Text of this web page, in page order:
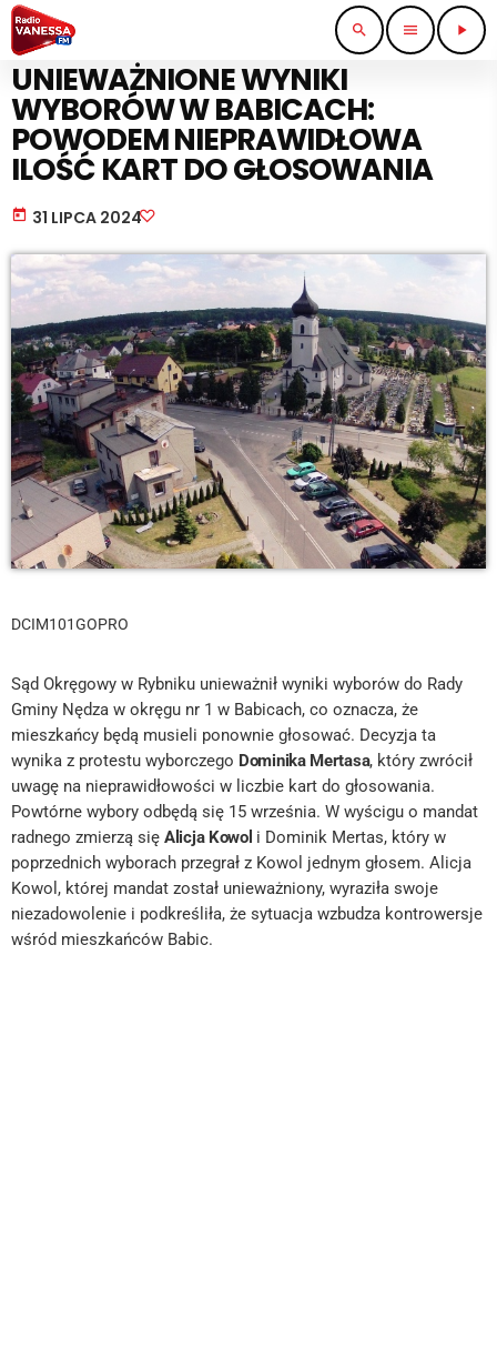
search menu play_arrow
PRACA I BIZNES
UNIEWAŻNIONE WYNIKI
WYBORÓW W BABICACH:
POWODEM NIEPRAWIDŁOWA
ILOŚĆ KART DO GŁOSOWANIA
today 31 LIPCA 2024
DCIM101GOPRO
Sąd Okręgowy w Rybniku unieważnił wyniki wyborów do Rady
Gminy Nędza w okręgu nr 1 w Babicach, co oznacza, że
mieszkańcy będą musieli ponownie głosować. Decyzja ta
wynika z protestu wyborczego Dominika Mertasa, który zwrócił
uwagę na nieprawidłowości w liczbie kart do głosowania.
Powtórne wybory odbędą się 15 września. W wyścigu o mandat
radnego zmierzą się Alicja Kowol i Dominik Mertas, który w
poprzednich wyborach przegrał z Kowol jednym głosem. Alicja
Kowol, której mandat został unieważniony, wyraziła swoje
niezadowolenie i podkreśliła, że sytuacja wzbudza kontrowersje
wśród mieszkańców Babic.